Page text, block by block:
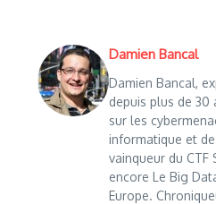
Damien Bancal
Damien Bancal,
depuis plus de 30
sur les
informatique et
vainqueur du
encore Le Big
Europe.